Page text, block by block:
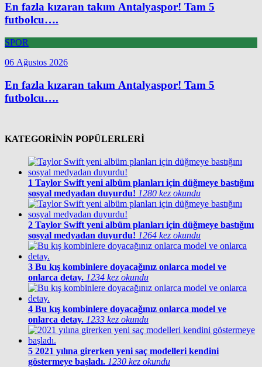
En fazla kızaran takım Antalyaspor! Tam 5
futbolcu….
SPOR
06 Ağustos 2026
En fazla kızaran takım Antalyaspor! Tam 5
futbolcu….
KATEGORİNİN POPÜLERLERİ
1 Taylor Swift yeni albüm planları için düğmeye bastığını
sosyal medyadan duyurdu! 1280 kez okundu
2 Taylor Swift yeni albüm planları için düğmeye bastığını
sosyal medyadan duyurdu! 1264 kez okundu
3 Bu kış kombinlere doyacağınız onlarca model ve
onlarca detay. 1234 kez okundu
4 Bu kış kombinlere doyacağınız onlarca model ve
onlarca detay. 1233 kez okundu
5 2021 yılına girerken yeni saç modelleri kendini
göstermeye başladı. 1230 kez okundu